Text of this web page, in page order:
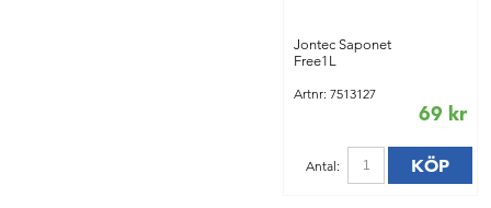
Jontec Saponet
Free1L
Artnr: 7513127
69 kr
Antal: KÖP